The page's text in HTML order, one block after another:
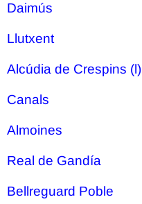
Daimús
Llutxent
Alcúdia de Crespins (l)
Canals
Almoines
Real de Gandía
Bellreguard Poble